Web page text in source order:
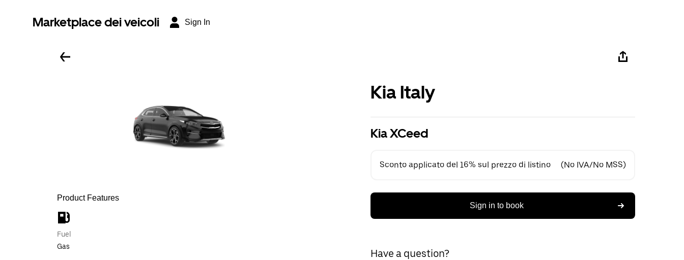
Marketplace dei veicoli Sign In
Product Features
Fuel
Gas
Kia Italy
Kia XCeed
Sconto applicato del 16% sul prezzo di listino (No IVA/No MSS)
Sign in to book
Have a question?